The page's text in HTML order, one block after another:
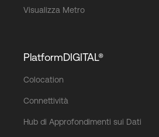
Visualizza Metro
PlatformDIGITAL®
Colocation
Connettività
Hub di Approfondimenti sui Dati